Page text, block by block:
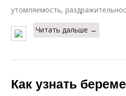
утомляемость,
Читать дальше →
Как узнать